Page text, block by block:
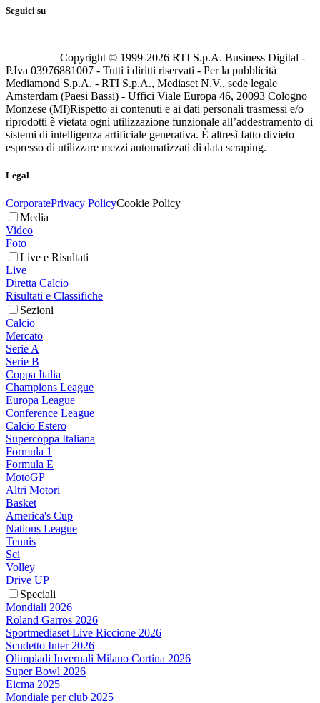
Seguici su
Copyright © 1999-2026 RTI S.p.A. Business Digital -
P.Iva 03976881007 - Tutti i diritti riservati - Per la pubblicità
Mediamond S.p.A. - RTI S.p.A., Mediaset N.V., sede legale
Amsterdam (Paesi Bassi) - Uffici Viale Europa 46, 20093 Cologno
Monzese (MI)Rispetto ai contenuti e ai dati personali trasmessi e/o
riprodotti è vietata ogni utilizzazione funzionale all’addestramento di
sistemi di intelligenza artificiale generativa. È altresì fatto divieto
espresso di utilizzare mezzi automatizzati di data scraping.
Legal
CorporatePrivacy PolicyCookie Policy
Media
Video
Foto
Live e Risultati
Live
Diretta Calcio
Risultati e Classifiche
Sezioni
Calcio
Mercato
Serie A
Serie B
Coppa Italia
Champions League
Europa League
Conference League
Calcio Estero
Supercoppa Italiana
Formula 1
Formula E
MotoGP
Altri Motori
Basket
America's Cup
Nations League
Tennis
Sci
Volley
Drive UP
Speciali
Mondiali 2026
Roland Garros 2026
Sportmediaset Live Riccione 2026
Scudetto Inter 2026
Olimpiadi Invernali Milano Cortina 2026
Super Bowl 2026
Eicma 2025
Mondiale per club 2025